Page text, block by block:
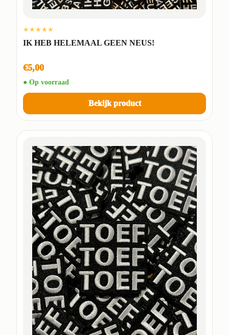
★★★★★
IK HEB HELEMAAL GEEN NEUS!
€5,00
● Op voorraad
Bekijk product